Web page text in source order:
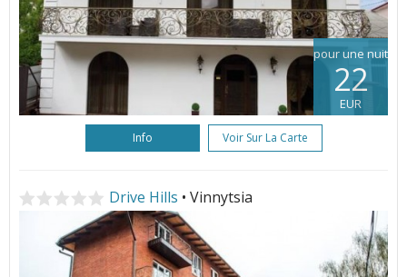
pour une nuit
22
EUR
Info Voir Sur La Carte
Drive Hills • Vinnytsia